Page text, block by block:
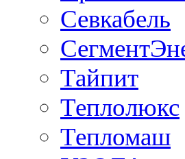
Севкабель
Тайпит
Теплолюкс
Тепломаш